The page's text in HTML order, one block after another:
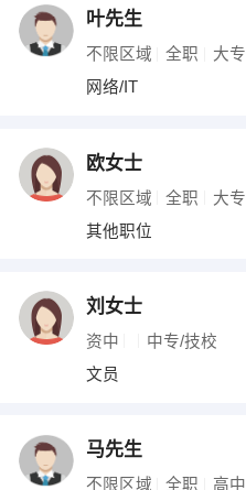
叶先生
不限区域 全职 大专
网络/IT
欧女士
不限区域 全职 大专
其他职位
刘女士
资中 中专/技校
文员
马先生
不限区域 全职 高中